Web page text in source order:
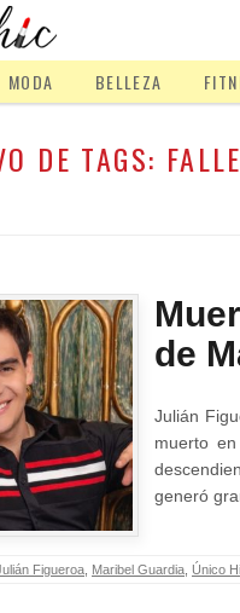
MODA BELLEZA
DE TAGS:
de
Julián
muerto
generó
Figueroa Maribel Guardia Único